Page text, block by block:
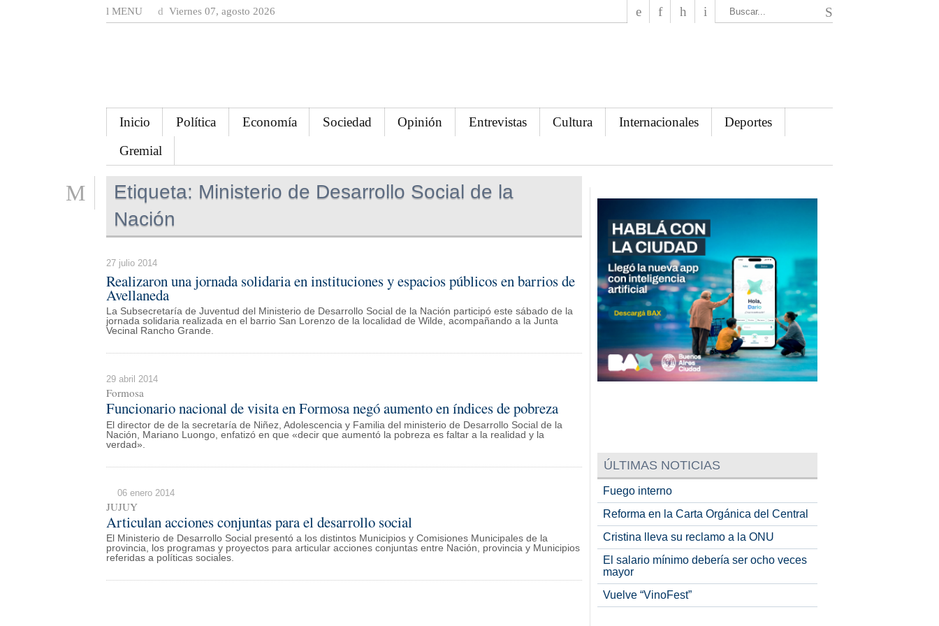
MENU Viernes 07, agosto 2026
Inicio Política Economía Sociedad Opinión Entrevistas Cultura Internacionales
Deportes
Gremial
Etiqueta: Ministerio de Desarrollo Social de la
Nación
27 julio 2014
Realizaron una jornada solidaria en instituciones y espacios públicos en barrios de
Avellaneda
La Subsecretaría de Juventud del Ministerio de Desarrollo Social de la Nación participó este sábado de la
jornada solidaria realizada en el barrio San Lorenzo de la localidad de Wilde, acompañando a la Junta
Vecinal Rancho Grande.
29 abril 2014
Formosa
Funcionario nacional de visita en Formosa negó aumento en índices de pobreza
El director de de la secretaría de Niñez, Adolescencia y Familia del ministerio de Desarrollo Social de la
Nación, Mariano Luongo, enfatizó en que «decir que aumentó la pobreza es faltar a la realidad y la
verdad».
06 enero 2014
JUJUY
Articulan acciones conjuntas para el desarrollo social
El Ministerio de Desarrollo Social presentó a los distintos Municipios y Comisiones Municipales de la
provincia, los programas y proyectos para articular acciones conjuntas entre Nación, provincia y Municipios
referidas a políticas sociales.
ÚLTIMAS NOTICIAS
Fuego interno
Reforma en la Carta Orgánica del Central
Cristina lleva su reclamo a la ONU
El salario mínimo debería ser ocho veces
mayor
Vuelve “VinoFest”